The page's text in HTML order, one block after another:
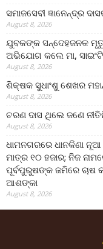
ସମାଜସେବୀ ଜ୍ଞାନେନ୍ଦ୍ର
August 8, 2026
ଯୁବକଙ୍କ ସନ୍ଦେହଜନକ
ଅଭିଯୋଗ କଲେ ମା,
August 8, 2026
ଶିକ୍ଷକ ସୁଧାଂଶୁ ଶେଖର
August 8, 2026
ଚରଣ ଦାସ ଥିଲେ ଜଣେ
August 8, 2026
ଧାମନଗରରେ ଧାନକିଣା
ମାତ୍ର ୧୦ ହଜାର; ନିଜ
ପୂର୍ବପୁରୁଷଙ୍କ ଜମିରେ ଚାଷ
ଆଶଙ୍କା
August 8, 2026